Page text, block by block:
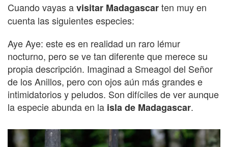
Cuando vayas avisitar Madagascarten muy en
cuenta las siguientes especies:
Aye Aye: este es en realidad un raro lémur
nocturno, pero se ve tan diferente que merece su
propia descripción. Imaginad a Smeagol del Señor
de los Anillos, pero con ojos aún más grandes e
intimidatorios y peludos. Son difíciles de ver aunque
la especie abunda en la isla de Madagascar.